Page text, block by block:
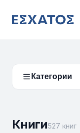
Категории
Книги527 книг